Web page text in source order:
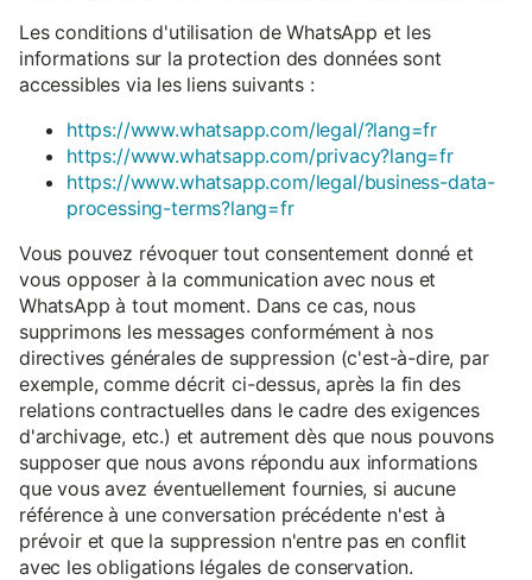
Les conditions d'utilisation de WhatsApp et les
informations sur la protection des données sont
accessibles via les liens suivants :
https://www.whatsapp.com/legal/?lang=fr
https://www.whatsapp.com/privacy?lang=fr
https://www.whatsapp.com/legal/business-data-
processing-terms?lang=fr
Vous pouvez révoquer tout consentement donné et
vous opposer à la communication avec nous et
WhatsApp à tout moment. Dans ce cas, nous
supprimons les messages conformément à nos
directives générales de suppression (c'est-à-dire, par
exemple, comme décrit ci-dessus, après la fin des
relations contractuelles dans le cadre des exigences
d'archivage, etc.) et autrement dès que nous pouvons
supposer que nous avons répondu aux informations
que vous avez éventuellement fournies, si aucune
référence à une conversation précédente n'est à
prévoir et que la suppression n'entre pas en conflit
avec les obligations légales de conservation.